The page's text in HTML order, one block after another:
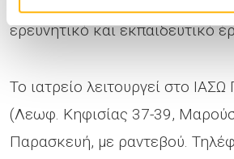
ερευνητικό και εκπαιδευτικό
Το ιατρείο λειτουργεί στο ΙΑΣΩ
(Λεωφ. Κηφισίας 37-39,
Παρασκευή, με ραντεβού.